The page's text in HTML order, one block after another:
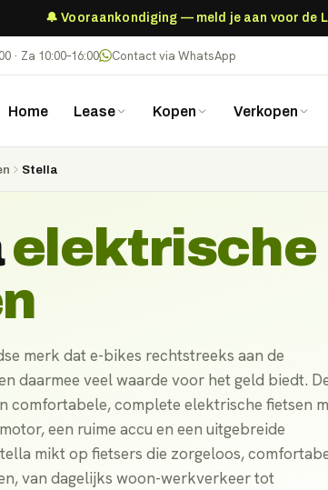
🔔 Vooraankondiging — meld je aan voor de
· Za 10:00–16:00 Contact via WhatsApp
Home Lease Kopen Verkopen
Stella
elektrische
merk dat e-bikes rechtstreeks aan de
daarmee veel waarde voor het geld biedt.
comfortabele, complete elektrische fietsen
een ruime accu en een uitgebreide
mikt op fietsers die zorgeloos,
van dagelijks woon-werkverkeer tot